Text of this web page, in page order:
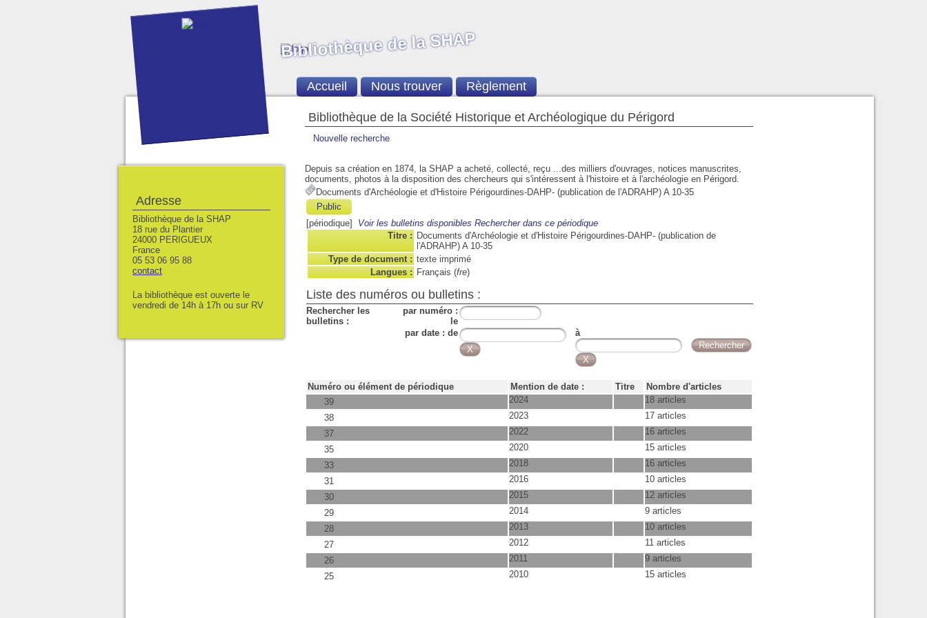
Bibliothèque de la Société Historique et Archéologique du Périgord
Nouvelle recherche
Depuis sa création en 1874, la SHAP a acheté, collecté, reçu ...des milliers d'ouvrages, notices manuscrites,
documents, photos à la disposition des chercheurs qui s'intéressent à l'histoire et à l'archéologie en Périgord.
Documents d'Archéologie et d'Histoire Périgourdines-DAHP- (publication de l'ADRAHP) A 10-35
Public
[périodique]
Voir les bulletins disponibles Rechercher dans ce périodique
Titre : Documents d'Archéologie et d'Histoire Périgourdines-DAHP- (publication de
l'ADRAHP) A 10-35
Type de document : texte imprimé
Langues : Français (fre)
Liste des numéros ou bulletins :
Rechercher les
bulletins :
par numéro :
le
par date : de
à
Numéro ou élément de périodique Mention de date : Titre
Nombre d'articles
39
2024
18 articles
38
2023
17 articles
37
2022
16 articles
35
2020
15 articles
33
2018
16 articles
31
2016
10 articles
30
2015
12 articles
29
2014
9 articles
28
2013
10 articles
27
2012
11 articles
26
2011
9 articles
25
2010 15 articles
Bibliothèque de la SHAP
Accueil Nous trouver Règlement
Adresse
Bibliothèque de la SHAP
18 rue du Plantier
24000 PERIGUEUX
France
05 53 06 95 88
contact
La bibliothèque est ouverte le
vendredi de 14h à 17h ou sur RV